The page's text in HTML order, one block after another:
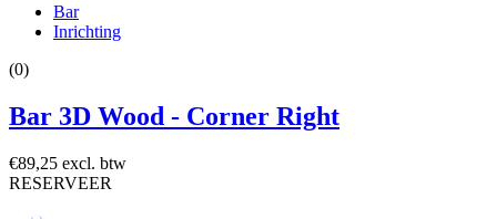
Bar
Inrichting
(0)
Bar 3D Wood - Corner Right
€89,25 excl. btw
RESERVEER